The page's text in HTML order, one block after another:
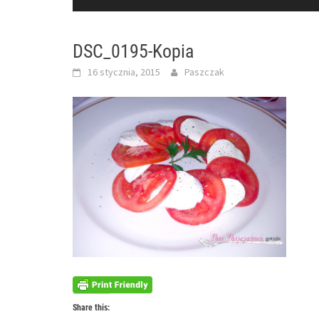
DSC_0195-Kopia
16 stycznia, 2015 Paszczak
Share this: